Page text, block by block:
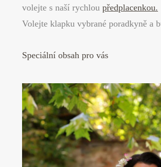
volejte s naší rychlou předplacenkou.
Volejte klapku vybrané poradkyně a
Speciální obsah pro vás